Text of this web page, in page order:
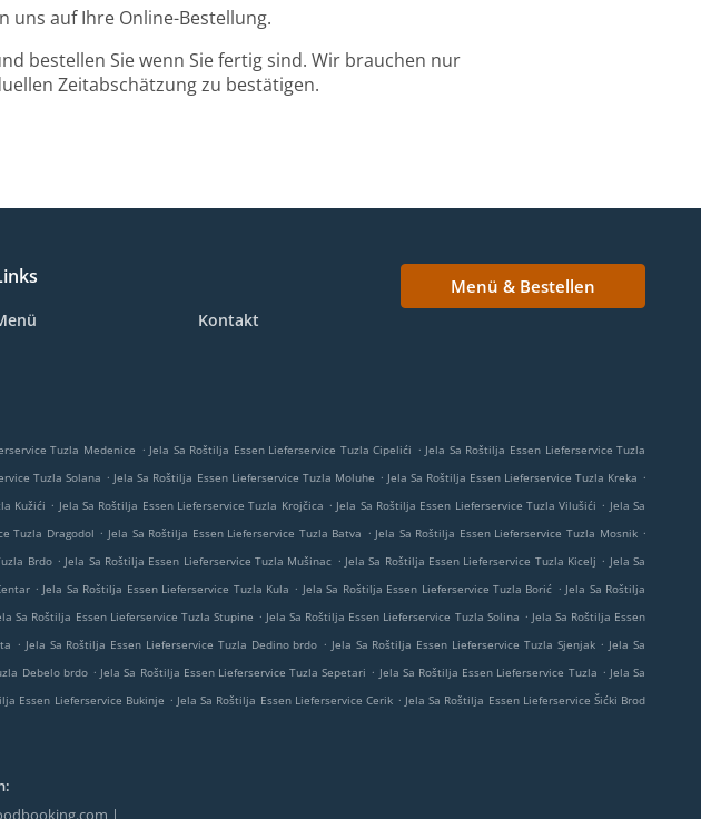
uns auf Ihre Online-Bestellung.
bestellen Sie wenn Sie fertig sind. Wir brauchen nur
Zeitabschätzung zu bestätigen.
Kontakt
Menü & Bestellen
Tuzla Medenice . Jela Sa Roštilja Essen Lieferservice Tuzla Cipelići . Jela Sa Roštilja Essen Lieferservice Tuzla
Tuzla Solana . Jela Sa Roštilja Essen Lieferservice Tuzla Moluhe . Jela Sa Roštilja Essen Lieferservice Tuzla Kreka .
Kužići . Jela Sa Roštilja Essen Lieferservice Tuzla Krojčica . Jela Sa Roštilja Essen Lieferservice Tuzla Vilušići . Jela Sa
Tuzla Dragodol . Jela Sa Roštilja Essen Lieferservice Tuzla Batva . Jela Sa Roštilja Essen Lieferservice Tuzla Mosnik .
Brdo . Jela Sa Roštilja Essen Lieferservice Tuzla Mušinac . Jela Sa Roštilja Essen Lieferservice Tuzla Kicelj . Jela Sa
. Jela Sa Roštilja Essen Lieferservice Tuzla Kula . Jela Sa Roštilja Essen Lieferservice Tuzla Borić . Jela Sa Roštilja
Sa Roštilja Essen Lieferservice Tuzla Stupine . Jela Sa Roštilja Essen Lieferservice Tuzla Solina . Jela Sa Roštilja Essen
. Jela Sa Roštilja Essen Lieferservice Tuzla Dedino brdo . Jela Sa Roštilja Essen Lieferservice Tuzla Sjenjak . Jela Sa
Debelo brdo . Jela Sa Roštilja Essen Lieferservice Tuzla Sepetari . Jela Sa Roštilja Essen Lieferservice Tuzla . Jela Sa
Essen Lieferservice Bukinje . Jela Sa Roštilja Essen Lieferservice Cerik . Jela Sa Roštilja Essen Lieferservice Šićki Brod
|